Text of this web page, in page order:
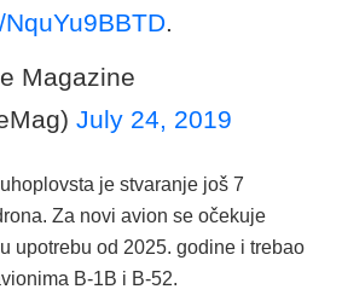
.
Magazine
July 24, 2019
je stvaranje još 7
Za novi avion se očekuje
upotrebu od 2025. godine i trebao
B-1B i B-52.